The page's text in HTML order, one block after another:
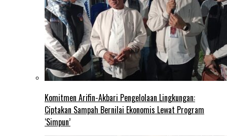
Komitmen Arifin-Akbari Pengelolaan Lingkungan:
Ciptakan Sampah Bernilai Ekonomis Lewat Program
‘Simpun’